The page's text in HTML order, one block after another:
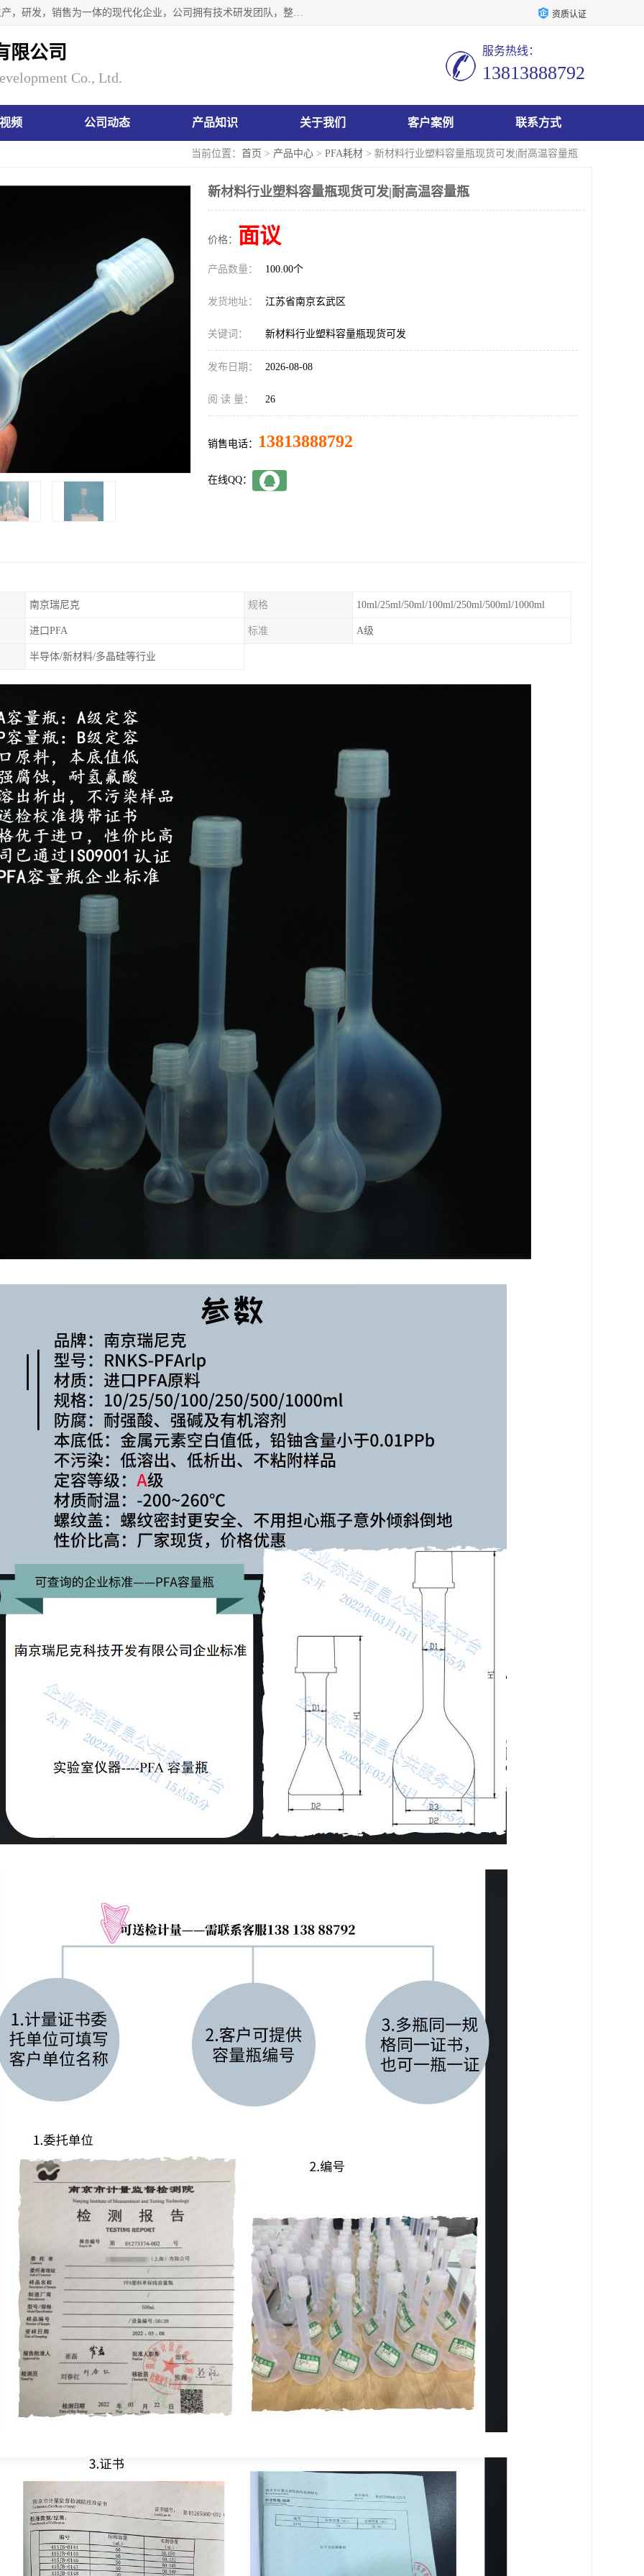
南京瑞尼克科技开发有限公司位于六朝古都南京，是一家集生产，研发，销售为一体的现代化企业，公司拥有技术研发团队，整洁明亮的厂房及的技术仪器设备，技术力量雄厚。公司长久以来一直坚持以生产研发国内完mei的痕量分析器皿为目标，客户满意的实验需求是我们永远的追求。长久以来与客户建立了良好的合作关系，在同行业中建立了自己的信誉与品牌。公司将一如既往的奋进不息，为客户带来为舒心的服务！ 资质认证
限公司
Co., Ltd.
服务热线：
13813888792
频 公司动态 产品知识 关于我们 客户案例 联系方式
当前位置： 首页 > 产品中心 > PFA耗材 > 新材料行业塑料容量瓶现货可发|耐高温容量瓶
新材料行业塑料容量瓶现货可发|耐高温容量瓶
价格： 面议
产品数量： 100.00个
发货地址： 江苏省南京玄武区
关键词： 新材料行业塑料容量瓶现货可发
发布日期： 2026-08-08
阅 读 量： 26
销售电话： 13813888792
在线QQ：
南京瑞尼克 规格 10ml/25ml/50ml/100ml/250ml/500ml/1000ml
进口PFA 标准 A级
半导体/新材料/多晶硅等行业